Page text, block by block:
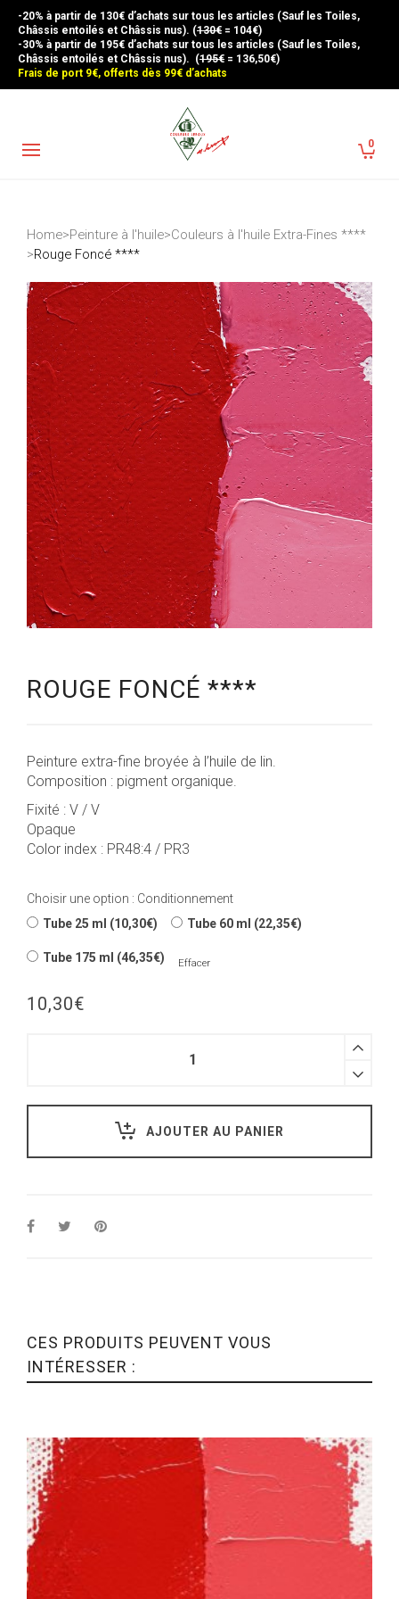
-20% à partir de 130€ d’achats sur tous les articles (Sauf les Toiles,
Châssis entoilés et Châssis nus). (130€ = 104€)
-30% à partir de 195€ d’achats sur tous les articles (Sauf les Toiles,
Châssis entoilés et Châssis nus). (195€ = 136,50€)
Frais de port 9€, offerts dès 99€ d’achats
0
Home>Peinture à l'huile>Couleurs à l'huile Extra-Fines ****
>Rouge Foncé ****
ROUGE FONCÉ ****
Peinture extra-fine broyée à l’huile de lin.
Composition : pigment organique.
Fixité : V / V
Opaque
Color index : PR48:4 / PR3
Choisir une option : Conditionnement
Tube 25 ml (10,30€)
Tube 60 ml (22,35€)
Tube 175 ml (46,35€) Effacer
10,30€
AJOUTER AU PANIER
CES PRODUITS PEUVENT VOUS
INTÉRESSER :